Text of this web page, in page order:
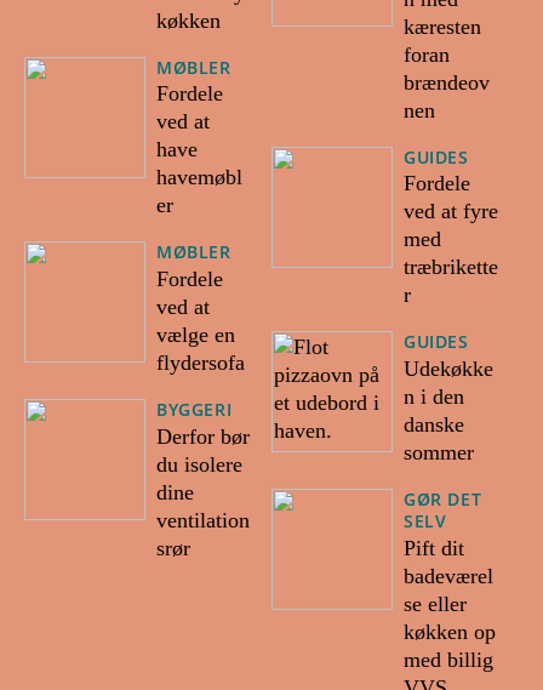
køkken
MØBLER
Fordele
ved at
have
havemøbl
er
MØBLER
Fordele
ved at
vælge en
flydersofa
BYGGERI
Derfor bør
du isolere
dine
ventilation
srør
kæresten
foran
brændeov
nen
GUIDES
Fordele
ved at fyre
med
træbrikette
r
GUIDES
Udekøkke
n i den
danske
sommer
GØR DET
SELV
Pift dit
badeværel
se eller
køkken op
med billig